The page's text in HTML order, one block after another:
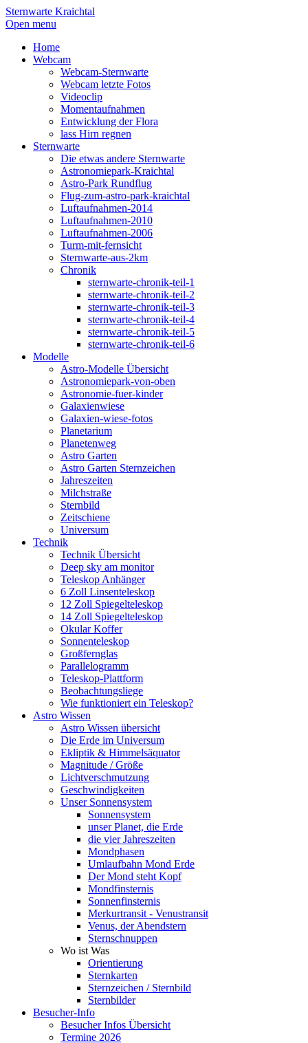
Sternwarte Kraichtal
Open menu
Home
Webcam
Webcam-Sternwarte
Webcam letzte Fotos
Videoclip
Momentaufnahmen
Entwicklung der Flora
lass Hirn regnen
Sternwarte
Die etwas andere Sternwarte
Astronomiepark-Kraichtal
Astro-Park Rundflug
Flug-zum-astro-park-kraichtal
Luftaufnahmen-2014
Luftaufnahmen-2010
Luftaufnahmen-2006
Turm-mit-fernsicht
Sternwarte-aus-2km
Chronik
sternwarte-chronik-teil-1
sternwarte-chronik-teil-2
sternwarte-chronik-teil-3
sternwarte-chronik-teil-4
sternwarte-chronik-teil-5
sternwarte-chronik-teil-6
Modelle
Astro-Modelle Übersicht
Astronomiepark-von-oben
Astronomie-fuer-kinder
Galaxienwiese
Galaxien-wiese-fotos
Planetarium
Planetenweg
Astro Garten
Astro Garten Sternzeichen
Jahreszeiten
Milchstraße
Sternbild
Zeitschiene
Universum
Technik
Technik Übersicht
Deep sky am monitor
Teleskop Anhänger
6 Zoll Linsenteleskop
12 Zoll Spiegelteleskop
14 Zoll Spiegelteleskop
Okular Koffer
Sonnenteleskop
Großfernglas
Parallelogramm
Teleskop-Plattform
Beobachtungsliege
Wie funktioniert ein Teleskop?
Astro Wissen
Astro Wissen übersicht
Die Erde im Universum
Ekliptik & Himmelsäquator
Magnitude / Größe
Lichtverschmutzung
Geschwindigkeiten
Unser Sonnensystem
Sonnensystem
unser Planet, die Erde
die vier Jahreszeiten
Mondphasen
Umlaufbahn Mond Erde
Der Mond steht Kopf
Mondfinsternis
Sonnenfinsternis
Merkurtransit - Venustransit
Venus, der Abendstern
Sternschnuppen
Wo ist Was
Orientierung
Sternkarten
Sternzeichen / Sternbild
Sternbilder
Besucher-Info
Besucher Infos Übersicht
Termine 2026